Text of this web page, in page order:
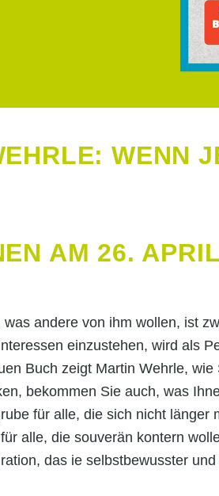
WENN
AM 26.
was andere von ihm wollen, ist
einzustehen, wird als
Buch zeigt Martin Wehrle,
bekommen Sie auch, was
für alle, die sich nicht
alle, die souverän kontern
das ie selbstbewusster